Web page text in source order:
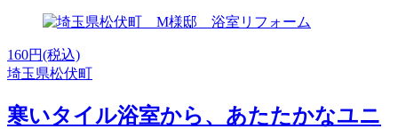
160円(税込)
埼玉県松伏町
寒いタイル浴室から、あたたかなユニ